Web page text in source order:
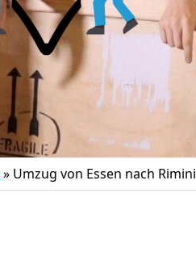
» Umzug von Essen nach Rimini